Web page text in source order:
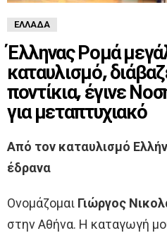
ΕΛΛΆΔΑ
Έλληνας Ρομά
καταυλισμό,
ποντίκια, έγινε
για μεταπτυχιακό
Από τον καταυλισμό
έδρανα
Ονομάζομαι Γιώργος
στην Αθήνα. Η καταγωγή